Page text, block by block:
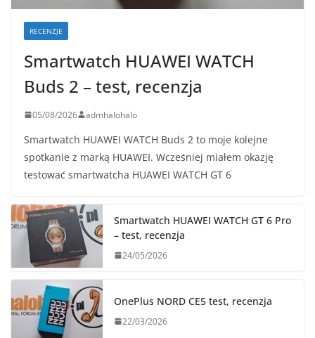
RECENZJE
Smartwatch HUAWEI WATCH
Buds 2 – test, recenzja
05/08/2026 admhalohalo
Smartwatch HUAWEI WATCH Buds 2 to moje kolejne
spotkanie z marką HUAWEI. Wcześniej miałem okazję
testować smartwatcha HUAWEI WATCH GT 6
Smartwatch HUAWEI WATCH GT 6 Pro
– test, recenzja
24/05/2026
OnePlus NORD CE5 test, recenzja
22/03/2026